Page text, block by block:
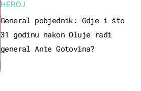
HEROJ
General pobjednik: Gdje i što
31 godinu nakon Oluje radi
general Ante Gotovina?